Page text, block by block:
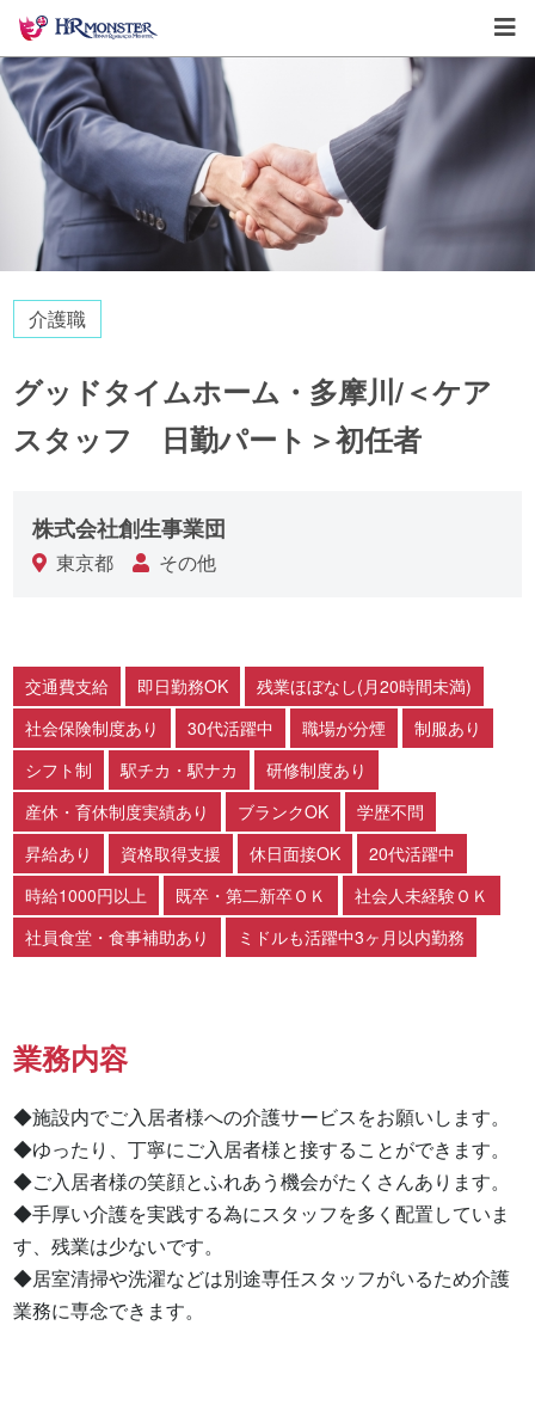
介護職
グッドタイムホーム・多摩川/＜ケア
スタッフ 日勤パート＞初任者
株式会社創生事業団
東京都 その他
交通費支給 即日勤務OK
残業ほぼなし(月20時間未満)
社会保険制度あり
30代活躍中 職場が分煙
制服あり
シフト制
駅チカ・駅ナカ
研修制度あり
産休・育休制度実績あり
ブランクOK
学歴不問
昇給あり
資格取得支援 休日面接OK
20代活躍中
時給1000円以上
既卒・第二新卒ＯＫ
社会人未経験ＯＫ
社員食堂・食事補助あり
ミドルも活躍中3ヶ月以内勤務
業務内容
◆施設内でご入居者様への介護サービスをお願いします。
◆ゆったり、丁寧にご入居者様と接することができます。
◆ご入居者様の笑顔とふれあう機会がたくさんあります。
◆手厚い介護を実践する為にスタッフを多く配置していま
す、残業は少ないです。
◆居室清掃や洗濯などは別途専任スタッフがいるため介護
業務に専念できます。